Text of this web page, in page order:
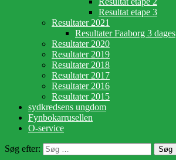
Resultat etape 3
Resultater 2021
Resultater Faaborg 3 dages
Resultater 2020
Resultater 2019
Resultater 2018
Resultater 2017
Resultater 2016
Resultater 2015
sydkredsens ungdom
Fynbokarrusellen
O-service
Søg efter: